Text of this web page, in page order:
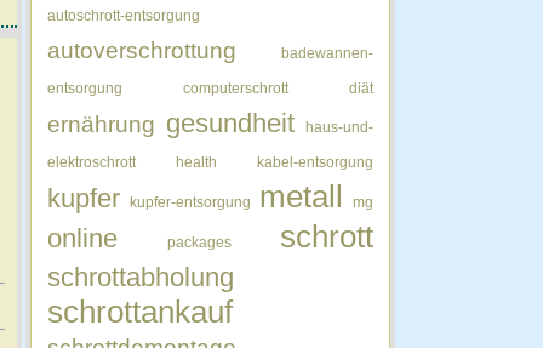
autoschrott-entsorgung
autoverschrottung badewannen-
entsorgung computerschrott diät
ernährung gesundheit haus-und-
elektroschrott health kabel-entsorgung
kupfer kupfer-entsorgung metall mg
online packages schrott
schrottabholung
schrottankauf